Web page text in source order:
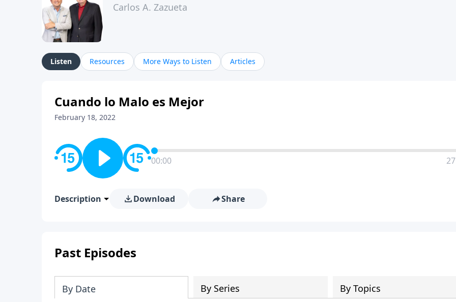
Carlos A. Zazueta
Listen Resources More Ways to Listen Articles
Cuando lo Malo es Mejor
February 18, 2022
00:00
Description Download Share
Past Episodes
By Date By Series By Topics